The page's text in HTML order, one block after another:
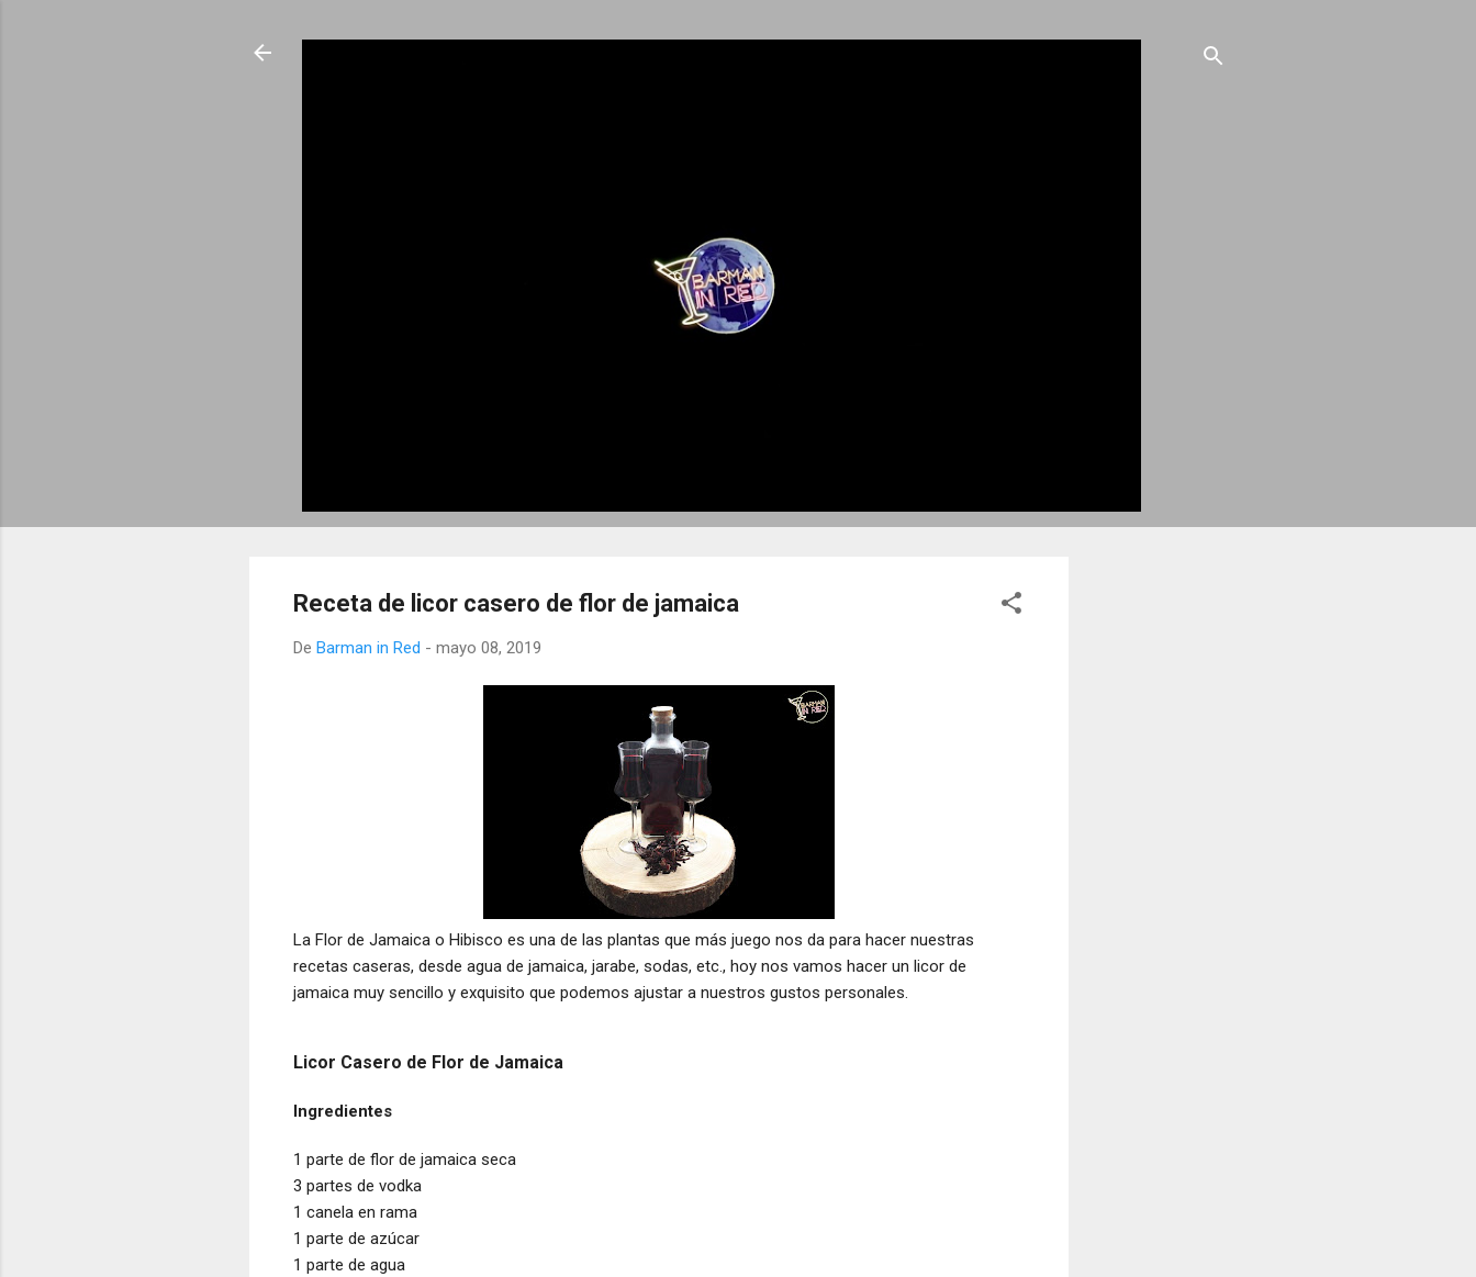
Receta de licor casero de flor de jamaica
De Barman in Red - mayo 08, 2019
La Flor de Jamaica o Hibisco es una de las plantas que más juego nos da para hacer nuestras
recetas caseras, desde agua de jamaica, jarabe, sodas, etc., hoy nos vamos hacer un licor de
jamaica muy sencillo y exquisito que podemos ajustar a nuestros gustos personales.
Licor Casero de Flor de Jamaica
Ingredientes
1 parte de flor de jamaica seca
3 partes de vodka
1 canela en rama
1 parte de azúcar
1 parte de agua